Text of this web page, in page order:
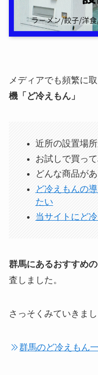
メディアでも頻繁に
機「ど冷えもん」
近所の設置場
お試しで買っ
どんな商品が
ど冷えもんの
たい
当サイトにど
群馬にあるおすすめ
査しました。
さっそくみていきまし
群馬のど冷えもん